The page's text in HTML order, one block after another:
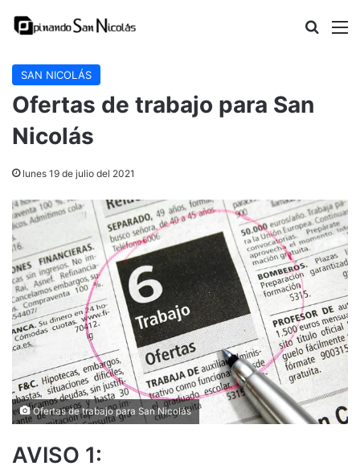
Buscar
SAN NICOLÁS
Ofertas de trabajo para San
Nicolás
lunes 19 de julio del 2021
Ofertas de trabajo para San Nicolás
AVISO 1: